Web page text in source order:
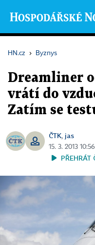
HN.cz › Byznys
Dreamliner
vrátí do
Zatím se
ČTK, jas
15. 3. 2013
PŘEHRÁT